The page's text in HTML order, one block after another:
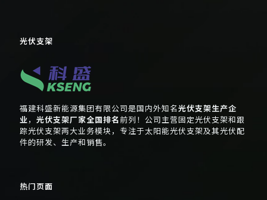
光伏支架
福建科盛新能源集团有限公司是国内外知名光伏支架生产企
业， 光伏支架厂家全国排名前列！公司主营固定光伏支架和跟
踪光伏支架两大业务模块，专注于太阳能光伏支架及其光伏配
件的研发、生产和销售。
热门页面